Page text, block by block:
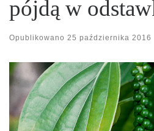
pójdą w
Opublikowano 25 października 2016